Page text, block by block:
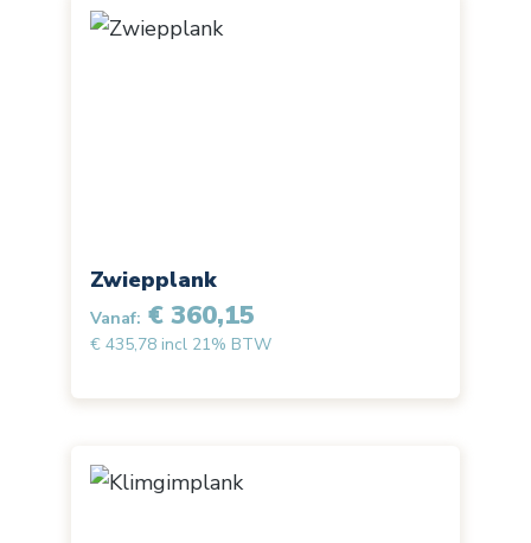
Zwiepplank
Vanaf: € 360,15
€ 435,78 incl 21% BTW